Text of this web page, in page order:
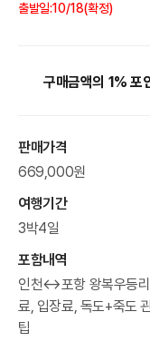
출발일:10/18(확정)
구매금액의 1% 포
판매가격
669,000원
여행기간
3박4일
포함내역
인천↔포항 왕복우등
료, 입장료, 독도+죽도
팁